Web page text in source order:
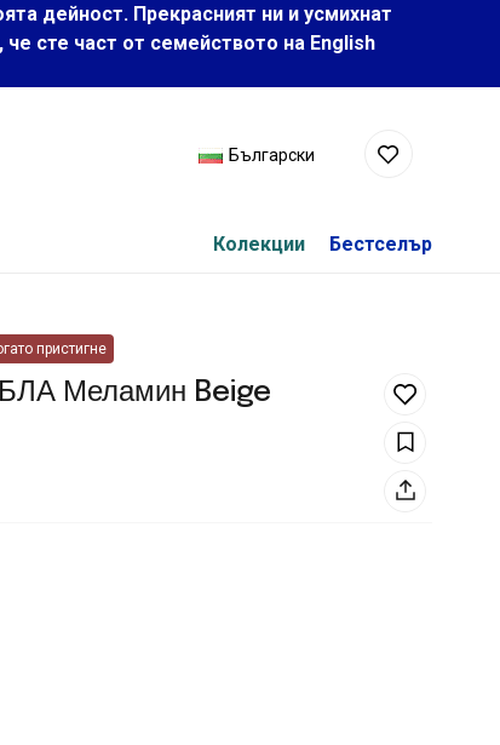
дейност. Прекрасният ни и усмихнат
сте част от семейството на Еnglish
Български
Колекции Бестселър
пристигне
Меламин Beige